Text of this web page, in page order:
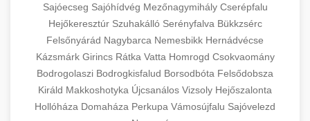
Sajóecseg Sajóhídvég Mezőnagymihály Cserépfalu
Hejőkeresztúr Szuhakálló Serényfalva Bükkzsérc
Felsőnyárád Nagybarca Nemesbikk Hernádvécse
Kázsmárk Girincs Rátka Vatta Homrogd Csokvaomány
Bodrogolaszi Bodrogkisfalud Borsodbóta Felsődobsza
Királd Makkoshotyka Újcsanálos Vizsoly Hejőszalonta
Hollóháza Domaháza Perkupa Vámosújfalu Sajóvelezd